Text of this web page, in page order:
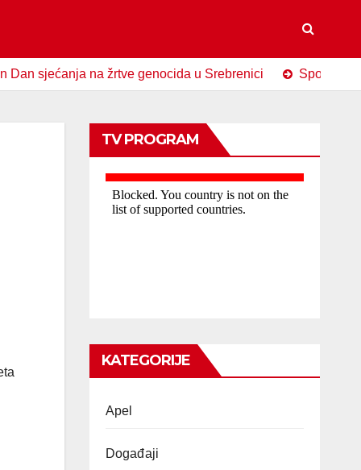
na žrtve genocida u Srebrenici Spomen-obilježje
TV PROGRAM
KATEGORIJE
Apel
Događaji